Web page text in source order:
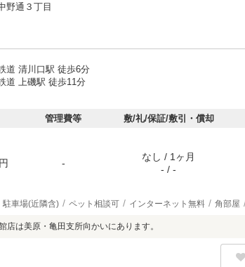
野通３丁目
道 清川口駅 徒歩6分
道 上磯駅 徒歩11分
管理費等 敷/礼/保証/敷引・償却
-
なし / 1ヶ月
- / -
駐車場(近隣含) ペット相談可 インターネット無料 角部屋
店は美原・亀田支所向かいにあります。